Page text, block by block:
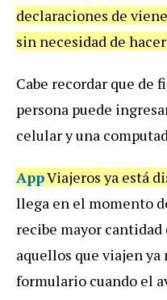
declaraciones de
sin necesidad de
Cabe recordar que de
persona puede
celular y una
AppViajeros ya está
llega en el momento
recibe mayor cantidad
aquellos que viajen
formulario cuando el